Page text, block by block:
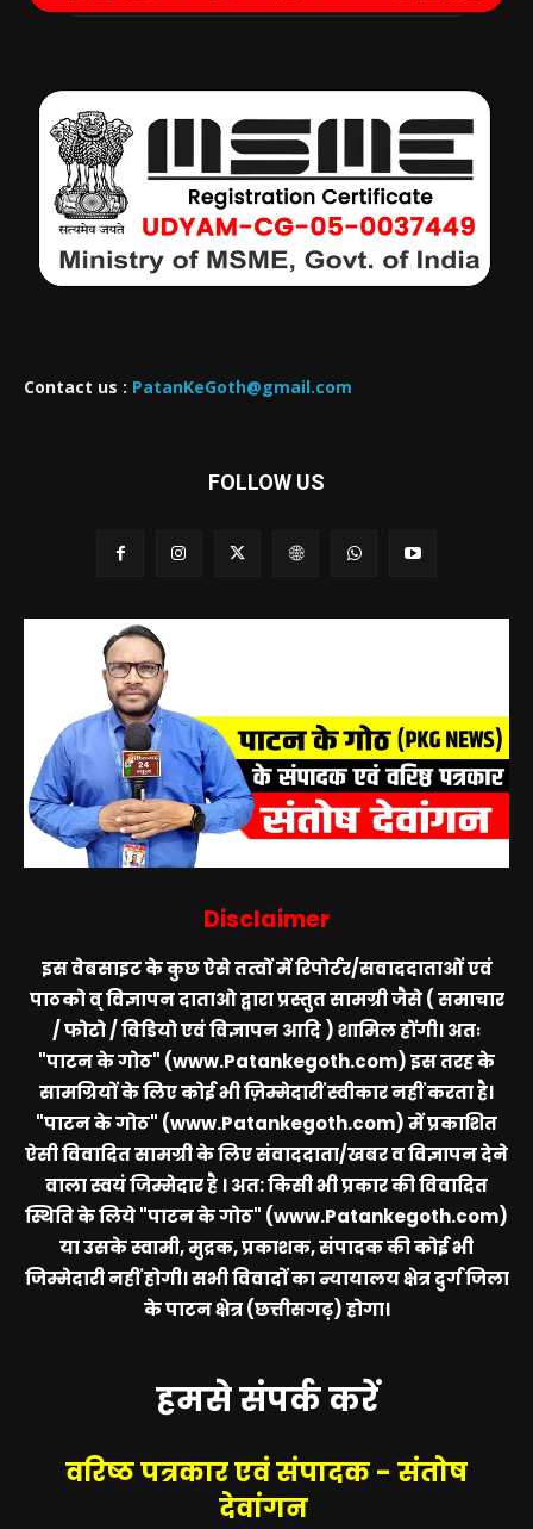
Contact us : PatanKeGoth@gmail.com
FOLLOW US
Disclaimer
इस वेबसाइट के कुछ ऐसे तत्वों में रिपोर्टर/सवाददाताओं एवं
पाठको व् विज्ञापन दाताओ द्वारा प्रस्तुत सामग्री जैसे ( समाचार
/ फोटो / विडियो एवं विज्ञापन आदि ) शामिल होंगी। अतः
"पाटन के गोठ" (www.Patankegoth.com)इस तरह के
सामग्रियों के लिए कोई भी ज़िम्मेदारीं स्वीकार नहीं करता है।
"पाटन के गोठ" (www.Patankegoth.com)में प्रकाशित
ऐसी विवादित सामग्री के लिए संवाददाता/खबर व विज्ञापन देने
वाला स्वयं जिम्मेदार है । अत: किसी भी प्रकार की विवादित
स्थिति के लिये"पाटन के गोठ" (www.Patankegoth.com)
या उसके स्वामी, मुद्रक, प्रकाशक, संपादक की कोई भी
जिम्मेदारी नहीं होगी। सभी विवादों का न्यायालय क्षेत्र दुर्ग जिला
के पाटन क्षेत्र (छत्तीसगढ़) होगा।
हमसे संपर्क करें
वरिष्ठ पत्रकार एवं संपादक - संतोष
देवांगन